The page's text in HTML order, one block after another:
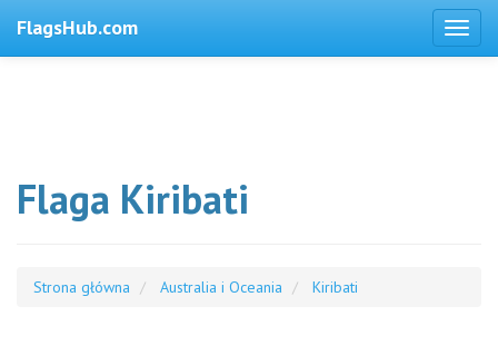
FlagsHub.com
Flaga Kiribati
Strona główna Australia i Oceania Kiribati